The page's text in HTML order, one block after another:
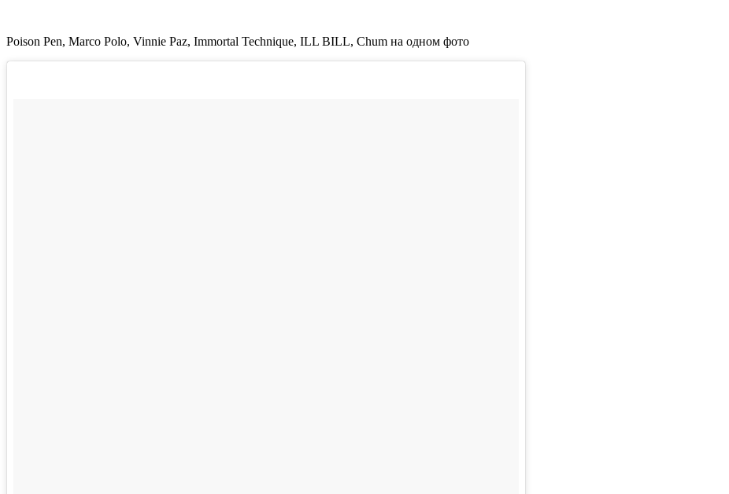
Poison Pen, Marco Polo, Vinnie Paz, Immortal Technique, ILL BILL, Chum на одном фото